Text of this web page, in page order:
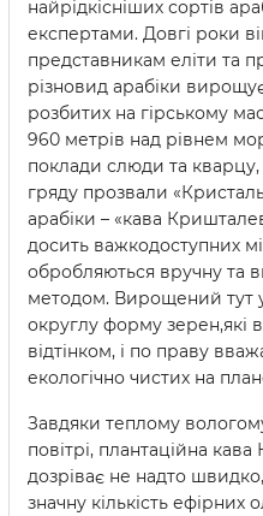
найрідкісніших сортів
експертами. Довгі роки
представникам еліти та
різновид арабіки
розбитих на гірському
960 метрів над рівнем
поклади слюди та
гряду прозвали
арабіки – «кава
досить важкодоступних
обробляються вручну та
методом. Вирощений тут
округлу форму зерен,які
відтінком, і по праву
екологічно чистих на
Завдяки теплому
повітрі, плантаційна
дозріває не надто
значну кількість ефірних